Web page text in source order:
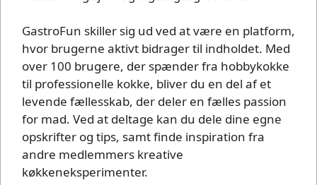
GastroFun skiller sig ud ved at være en platform,
hvor brugerne aktivt bidrager til indholdet. Med
over 100 brugere, der spænder fra hobbykokke
til professionelle kokke, bliver du en del af et
levende fællesskab, der deler en fælles passion
for mad. Ved at deltage kan du dele dine egne
opskrifter og tips, samt finde inspiration fra
andre medlemmers kreative
køkkeneksperimenter.